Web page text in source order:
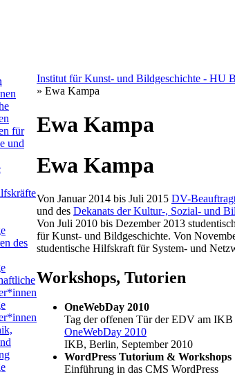
für
und
des
Institut für Kunst- und Bildgeschichte - HU
» Ewa Kampa
Ewa Kampa
Ewa Kampa
Von Januar 2014 bis Juli 2015 DV-
und des Dekanats der Kultur-, Sozial- und
Von Juli 2010 bis Dezember 2013
für Kunst- und Bildgeschichte. Von
studentische Hilfskraft für System- und
Workshops, Tutorien
OneWebDay 2010
Tag der offenen Tür der EDV am IKB
OneWebDay 2010
IKB, Berlin, September 2010
WordPress Tutorium & Workshops
Einführung in das CMS WordPress